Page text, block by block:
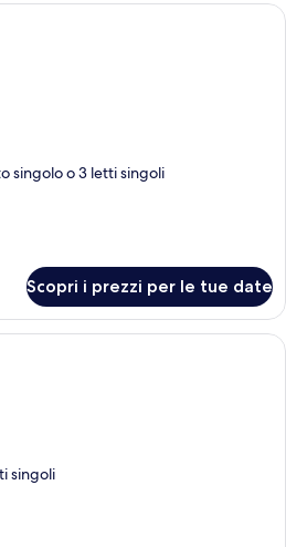
Camera d'albergo con due letti, una
singolo o 3 letti singoli
Scopri i prezzi per le tue date
Biancheria da letto di alta qualità,
singoli